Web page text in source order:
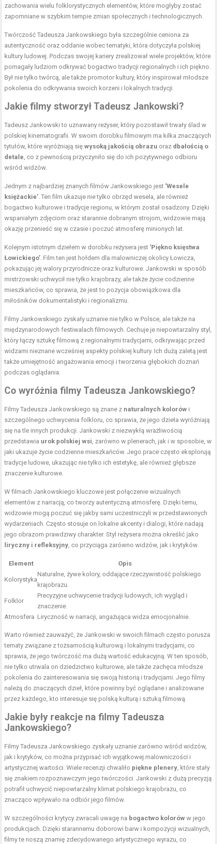
zachowania wielu folklorystycznych elementów, które mogłyby zostać
zapomniane w szybkim tempie zmian społecznych i technologicznych.
Twórczość Tadeusza Jankowskiego była szczególnie ceniona za
autentyczność oraz oddanie wobec tematyki, która dotyczyła polskiej
kultury ludowej. Podczas swojej kariery zrealizował wiele projektów, które
pomagały ludziom odkrywać bogactwo tradycji regionalnych i ich piękno.
Był nie tylko twórcą, ale także promotor kultury, który inspirował młodsze
pokolenia do odkrywania swoich korzeni i lokalnych tradycji.
Jakie filmy stworzył Tadeusz Jankowski?
Tadeusz Jankowski to uznawany reżyser, który pozostawił trwały ślad w
polskiej kinematografii. W swoim dorobku filmowym ma kilka znaczących
tytułów, które wyróżniają sięwysoką jakością obrazu oraz dbałością o
detale , co z pewnością przyczyniło się do ich pozytywnego odbioru
wśród widzów.
Jednym z najbardziej znanych filmów Jankowskiego jest’Wesele
księżackie’ . Ten film ukazuje nie tylko obrzęd wesela, ale również
bogactwo kulturowe i tradycje regionu, w którym został osadzony. Dzięki
wspaniałym zdjęciom oraz starannie dobranym strojom, widzowie mają
okazję przenieść się w czasie i poczuć atmosferę minionych lat.
Kolejnym istotnym dziełem w dorobku reżysera jest’Piękno księstwa
Łowickiego’ . Film ten jest hołdem dla malowniczej okolicy Łowicza,
pokazując jej walory przyrodnicze oraz kulturowe. Jankowski w sposób
mistrzowski uchwycił nie tylko krajobrazy, ale także życie codzienne
mieszkańców, co sprawia, że jest to pozycja obowiązkowa dla
miłośników dokumentalistyki i regionalizmu.
Filmy Jankowskiego zyskały uznanie nie tylko w Polsce, ale także na
międzynarodowych festiwalach filmowych. Cechuje je niepowtarzalny styl,
który łączy sztukę filmową z regionalnymi tradycjami, odkrywając przed
widzami nieznane wcześniej aspekty polskiej kultury. Ich dużą zaletą jest
także umiejętność angażowania emocji i tworzenia głębokich doznań
podczas oglądania.
Co wyróżnia filmy Tadeusza Jankowskiego?
Filmy Tadeusza Jankowskiego są znane z naturalnych kolorów i
szczególnego uchwycenia folkloru, co sprawia, że jego dzieła wyróżniają
się na tle innych produkcji. Jankowski z niezwykłą wrażliwością
przedstawia urok polskiej wsi , zarówno w plenerach, jak i w sposobie, w
jaki ukazuje życie codzienne mieszkańców. Jego prace często eksplorują
tradycje ludowe, ukazując nie tylko ich estetykę, ale również głębsze
znaczenie kulturowe.
W filmach Jankowskiego kluczowe jest połączenie wizualnych
elementów z narracją, co tworzy autentyczną atmosferę. Dzięki temu,
widzowie mogą poczuć się jakby sami uczestniczyli w przedstawionych
wydarzeniach. Często stosuje on lokalne akcenty i dialogi, które nadają
jego obrazom prawdziwy charakter. Styl reżysera można określić jako
liryczny i refleksyjny , co przyciąga zarówno widzów, jak i krytyków.
Element Opis
Kolorystyka
Naturalne, żywe kolory, oddające rzeczywistość polskiego
krajobrazu.
Folklor
Precyzyjne uchwycenie tradycji ludowych, ich wygląd i
znaczenie.
Atmosfera Liryczność w narracji, angażująca widza emocjonalnie.
Warto również zauważyć, że Jankowski w swoich filmach często porusza
tematy związane z tożsamością kulturową i lokalnymi tradycjami, co
sprawia, że jego twórczość ma dużą wartość edukacyjną. W ten sposób,
nie tylko utrwala on dziedzictwo kulturowe, ale także zachęca młodsze
pokolenia do zainteresowania się swoją historią i tradycjami. Jego filmy
należą do znaczących dzieł, które powinny być oglądane i analizowane
przez każdego, kto interesuje się polską kulturą i sztuką filmową.
Jakie były reakcje na filmy Tadeusza
Jankowskiego?
Filmy Tadeusza Jankowskiego zyskały uznanie zarówno wśród widzów,
jak i krytyków, co można przypisać ich wyjątkowej malowniczości i
artystycznej wartości. Wiele recenzji chwaliło piękne plenery , które stały
się znakiem rozpoznawczym jego twórczości. Jankowski z dużą precyzją
potrafił uchwycić niepowtarzalny klimat polskiego krajobrazu, co
znacząco wpływało na odbiór jego filmów.
W szczególności krytycy zwracali uwagę na bogactwo kolorów w jego
produkcjach. Dzięki starannemu doborowi barw i kompozycji wizualnych,
filmy te noszą znamię zdecydowanego artystycznego wyrazu, co